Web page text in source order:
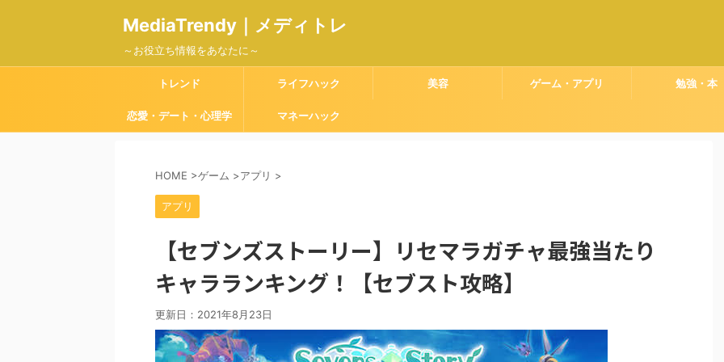
MediaTrendy｜メディトレ
～お役立ち情報をあなたに～
トレンド ライフハック 美容 ゲーム・アプリ 勉強・本
恋愛・デート・心理学 マネーハック
HOME >ゲーム >アプリ >
アプリ
【セブンズストーリー】リセマラガチャ最強当たり
キャラランキング！【セブスト攻略】
更新日： 2021年8月23日